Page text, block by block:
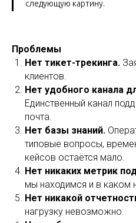
следующую картину.
Проблемы
Нет тикет-трекинга.
клиентов.
Нет удобного канала
Единственный канал
почта.
Нет базы знаний.
типовые вопросы,
кейсов остаётся мало.
Нет никаких метрик
мы находимся и в каком
Нет никакой
нагрузку невозможно.